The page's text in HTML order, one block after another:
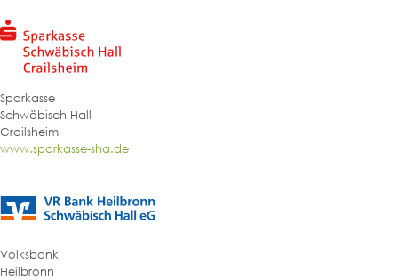
Sparkasse
Schwäbisch Hall
Crailsheim
www.sparkasse-sha.de
Volksbank
Heilbronn